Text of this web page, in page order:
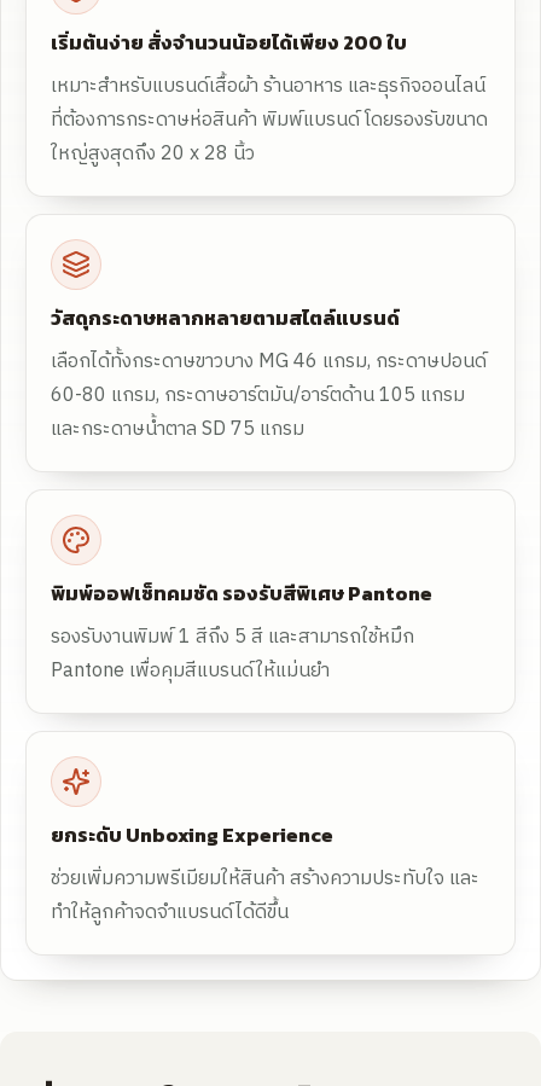
เริ่มต้นง่าย สั่งจำนวนน้อยได้เพียง 200 ใบ
เหมาะสำหรับแบรนด์เสื้อผ้า ร้านอาหาร และธุรกิจออนไลน์
ที่ต้องการกระดาษห่อสินค้า พิมพ์แบรนด์ โดยรองรับขนาด
ใหญ่สูงสุดถึง 20 x 28 นิ้ว
วัสดุกระดาษหลากหลายตามสไตล์แบรนด์
เลือกได้ทั้งกระดาษขาวบาง MG 46 แกรม, กระดาษปอนด์
60-80 แกรม, กระดาษอาร์ตมัน/อาร์ตด้าน 105 แกรม
และกระดาษน้ำตาล SD 75 แกรม
พิมพ์ออฟเซ็ทคมชัด รองรับสีพิเศษ Pantone
รองรับงานพิมพ์ 1 สีถึง 5 สี และสามารถใช้หมึก
Pantone เพื่อคุมสีแบรนด์ให้แม่นยำ
ยกระดับ Unboxing Experience
ช่วยเพิ่มความพรีเมียมให้สินค้า สร้างความประทับใจ และ
ทำให้ลูกค้าจดจำแบรนด์ได้ดีขึ้น